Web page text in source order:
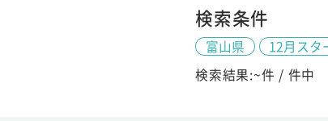
検索条件
富山県
12月スタ
検索結果:~件 / 件中